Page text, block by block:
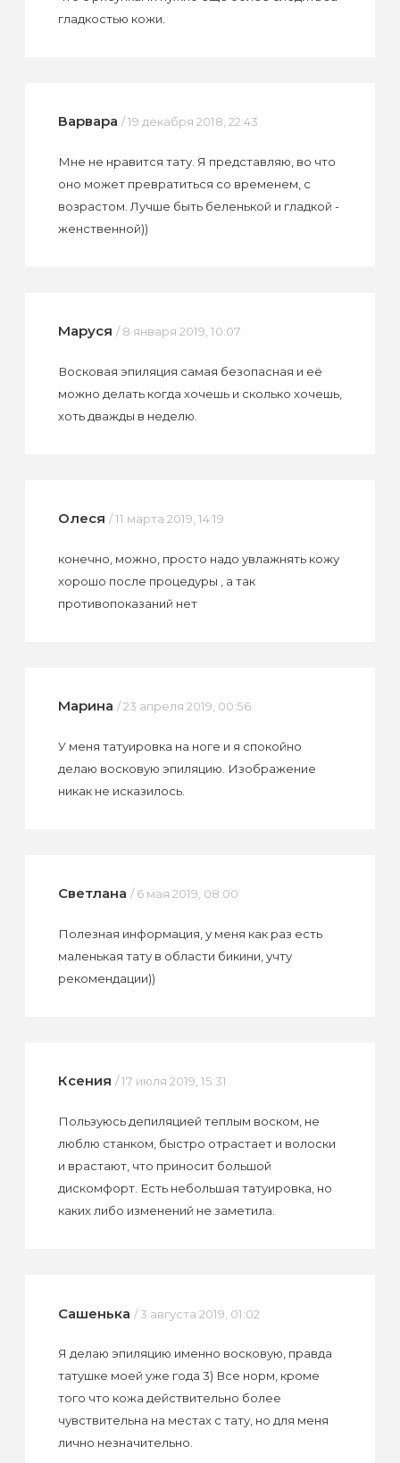
гладкостью кожи.
Варвара / 19 декабря 2018, 22:43
Мне не нравится тату. Я представляю, во что
оно может превратиться со временем, с
возрастом. Лучше быть беленькой и гладкой -
женственной))
Маруся / 8 января 2019, 10:07
Восковая эпиляция самая безопасная и её
можно делать когда хочешь и сколько хочешь,
хоть дважды в неделю.
Олеся / 11 марта 2019, 14:19
конечно, можно, просто надо увлажнять кожу
хорошо после процедуры , а так
противопоказаний нет
Марина / 23 апреля 2019, 00:56
У меня татуировка на ноге и я спокойно
делаю восковую эпиляцию. Изображение
никак не исказилось.
Светлана / 6 мая 2019, 08:00
Полезная информация, у меня как раз есть
маленькая тату в области бикини, учту
рекомендации))
Ксения / 17 июля 2019, 15:31
Пользуюсь депиляцией теплым воском, не
люблю станком, быстро отрастает и волоски
и врастают, что приносит большой
дискомфорт. Есть небольшая татуировка, но
каких либо изменений не заметила.
Сашенька / 3 августа 2019, 01:02
Я делаю эпиляцию именно восковую, правда
татушке моей уже года 3) Все норм, кроме
того что кожа действительно более
чувствительна на местах с тату, но для меня
лично незначительно.